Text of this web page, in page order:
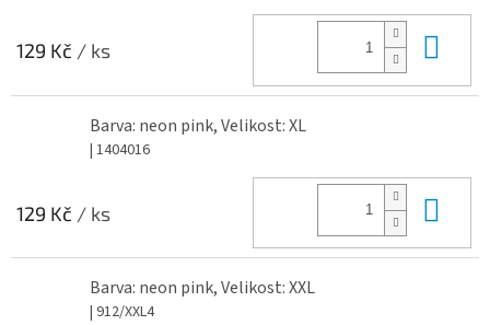
129 Kč / ks
Barva: neon pink, Velikost: XL
| 1404016
129 Kč / ks
Barva: neon pink, Velikost: XXL
| 912/XXL4